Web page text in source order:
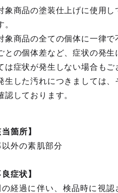
象商品の塗装仕上げに使用
。
象商品の全ての個体に一律
との個体差など、症状の発
は症状が発生しない場合もご
生した汚れにつきましては
認しております。
当箇所】
外の素肌部分
良症状】
の経過に伴い、検品時に視